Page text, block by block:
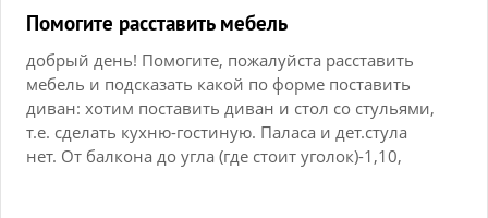
Помогите расставить мебель
добрый день! Помогите, пожалуйста расставить
мебель и подсказать какой по форме поставить
диван: хотим поставить диван и стол со стульями,
т.е. сделать кухню-гостиную. Паласа и дет.стула
нет. От балкона до угла (где стоит уголок)-1,10,